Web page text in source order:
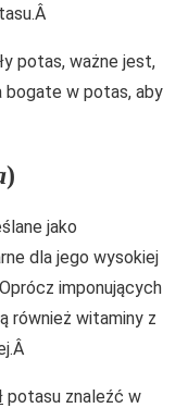
potas, ważne jest,
bogate w potas, aby
)
jako
dla jego wysokiej
imponujących
również witaminy z
potasu znaleźć w